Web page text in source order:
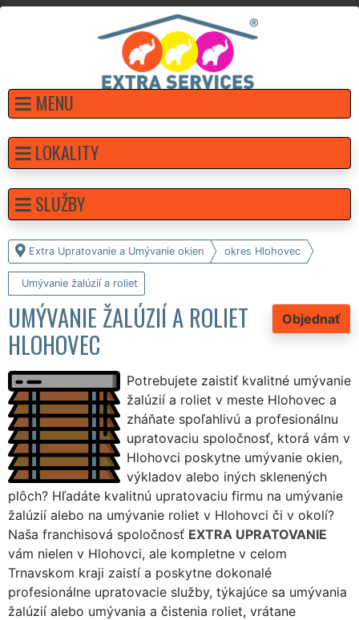
MENU
Extra Upratovanie a Umývanie okien okres Hlohovec
Umývanie žalúzií a roliet
Objednať
UMÝVANIE ŽALÚZIÍ A ROLIET
HLOHOVEC
Potrebujete zaistiť kvalitné umývanie
žalúzií a roliet v meste Hlohovec a
zháňate spoľahlivú a profesionálnu
upratovaciu spoločnosť, ktorá vám v
Hlohovci poskytne umývanie okien,
výkladov alebo iných sklenených
plôch? Hľadáte kvalitnú upratovaciu firmu na umývanie
žalúzií alebo na umývanie roliet v Hlohovci či v okolí?
Naša franchisová spoločnosť EXTRA UPRATOVANIE
vám nielen v Hlohovci, ale kompletne v celom
Trnavskom kraji zaistí a poskytne dokonalé
profesionálne upratovacie služby, týkajúce sa umývania
žalúzií alebo umývania a čistenia roliet, vrátane
LOKALITY
SLUŽBY